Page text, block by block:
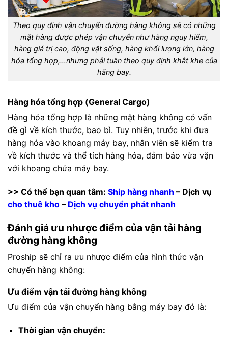
Theo quy định vận chuyển đường hàng không sẽ có những
mặt hàng được phép vận chuyển như hàng nguy hiểm,
hàng giá trị cao, động vật sống, hàng khối lượng lớn, hàng
hóa tổng hợp,…nhưng phải tuân theo quy định khắt khe của
hãng bay.
Hàng hóa tổng hợp (General Cargo)
Hàng hóa tổng hợp là những mặt hàng không có vấn
đề gì về kích thước, bao bì. Tuy nhiên, trước khi đưa
hàng hóa vào khoang máy bay, nhân viên sẽ kiểm tra
về kích thước và thể tích hàng hóa, đảm bảo vừa vặn
với khoang chứa máy bay.
>> Có thể bạn quan tâm: Ship hàng nhanh – Dịch vụ
cho thuê kho – Dịch vụ chuyển phát nhanh
Đánh giá ưu nhược điểm của vận tải hàng
đường hàng không
Proship sẽ chỉ ra ưu nhược điểm của hình thức vận
chuyển hàng không:
Ưu điểm vận tải đường hàng không
Ưu điểm của vận chuyển hàng bằng máy bay đó là:
Thời gian vận chuyển: